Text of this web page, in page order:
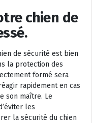
chien de
de sécurité est bien
la protection des
formé sera
rapidement en cas
son maître. Le
les
la sécurité du chien